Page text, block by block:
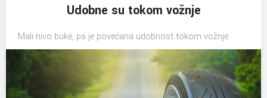
Udobne su tokom vožnje
Mali nivo buke, pa je povećana udobnost tokom vožnje.